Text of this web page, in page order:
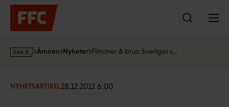
Hoppa
innehållet
s
·
Ämnen Nyheter Flimmer & brus: Sveriges s…
NYHETSARTIKEL18.12.2012 6:00